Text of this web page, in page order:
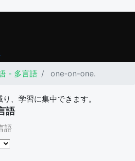
- 多言語 one-on-one.
、学習に集中できます。
語
語